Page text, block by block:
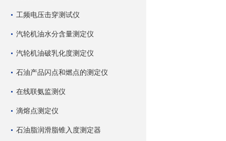
工频电压击穿测试仪
汽轮机油水分含量测定仪
汽轮机油破乳化度测定仪
石油产品闪点和燃点的测定仪
在线联氨监测仪
滴熔点测定仪
石油脂润滑脂锥入度测定器